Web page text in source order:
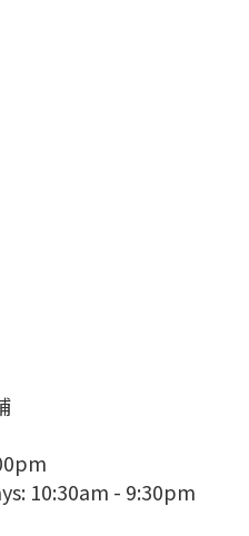
10:30am - 9:30pm